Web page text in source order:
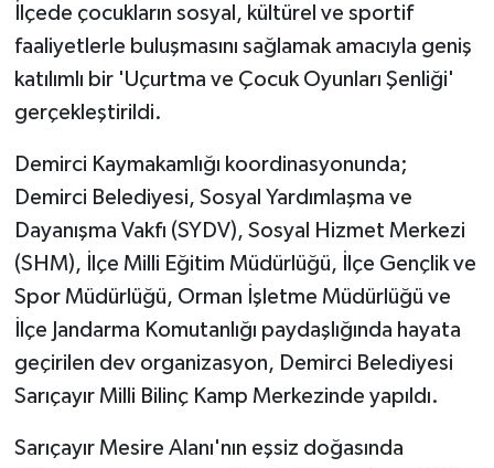
İlçede çocukların sosyal, kültürel ve sportif
faaliyetlerle buluşmasını sağlamak amacıyla geniş
katılımlı bir 'Uçurtma ve Çocuk Oyunları Şenliği'
gerçekleştirildi.
Demirci Kaymakamlığı koordinasyonunda;
Demirci Belediyesi, Sosyal Yardımlaşma ve
Dayanışma Vakfı (SYDV), Sosyal Hizmet Merkezi
(SHM), İlçe Milli Eğitim Müdürlüğü, İlçe Gençlik ve
Spor Müdürlüğü, Orman İşletme Müdürlüğü ve
İlçe Jandarma Komutanlığı paydaşlığında hayata
geçirilen dev organizasyon, Demirci Belediyesi
Sarıçayır Milli Bilinç Kamp Merkezinde yapıldı.
Sarıçayır Mesire Alanı'nın eşsiz doğasında
Jandarma
Kadın
MAGAZİN
Otomobil
Sağlık